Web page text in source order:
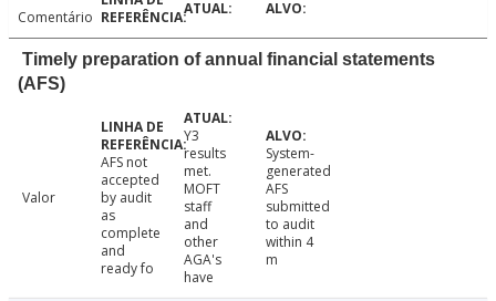
Comentário
Timely preparation of annual financial statements
(AFS)
Valor
AFS not
accepted
by audit
as
complete
and
ready fo
Y3
results
met.
MOFT
staff
and
other
AGA's
have
System-
generated
AFS
submitted
to audit
within 4
m